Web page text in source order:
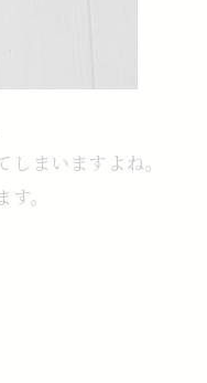
まいますよね。
。